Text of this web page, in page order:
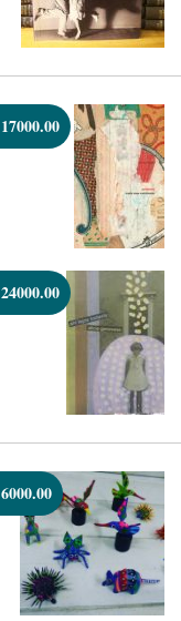
17000.00
24000.00
6000.00